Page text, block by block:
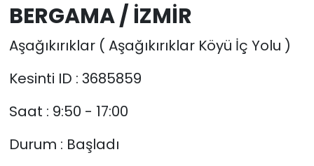
BERGAMA / İZMİR
Aşağıkırıklar ( Aşağıkırıklar Köyü İç Yolu )
Kesinti ID : 3685859
Saat : 9:50 - 17:00
Durum : Başladı